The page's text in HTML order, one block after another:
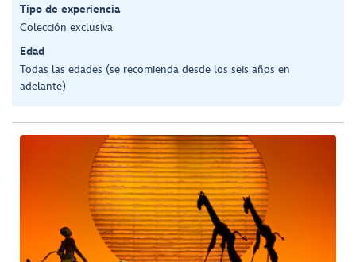
Tipo de experiencia
Colección exclusiva
Edad
Todas las edades (se recomienda desde los seis años en
adelante)